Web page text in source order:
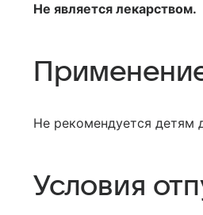
Не является лекарством.
Не рекомендуется детям
Условия